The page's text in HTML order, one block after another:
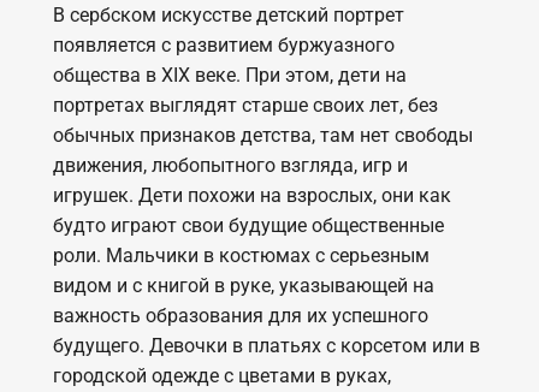
В сербском искусстве детский портрет
появляется с развитием буржуазного
общества в XIX веке. При этом, дети на
портретах выглядят старше своих лет, без
обычных признаков детства, там нет свободы
движения, любопытного взгляда, игр и
игрушек. Дети похожи на взрослых, они как
будто играют свои будущие общественные
роли. Мальчики в костюмах с серьезным
видом и с книгой в руке, указывающей на
важность образования для их успешного
будущего. Девочки в платьях с корсетом или в
городской одежде с цветами в руках,